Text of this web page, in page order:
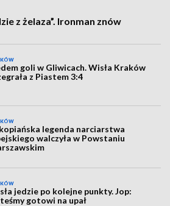
z żelaza”. Ironman znów
goli w Gliwicach. Wisła Kraków
z Piastem 3:4
legenda narciarstwa
walczyła w Powstaniu
jedzie po kolejne punkty. Jop:
gotowi na upał